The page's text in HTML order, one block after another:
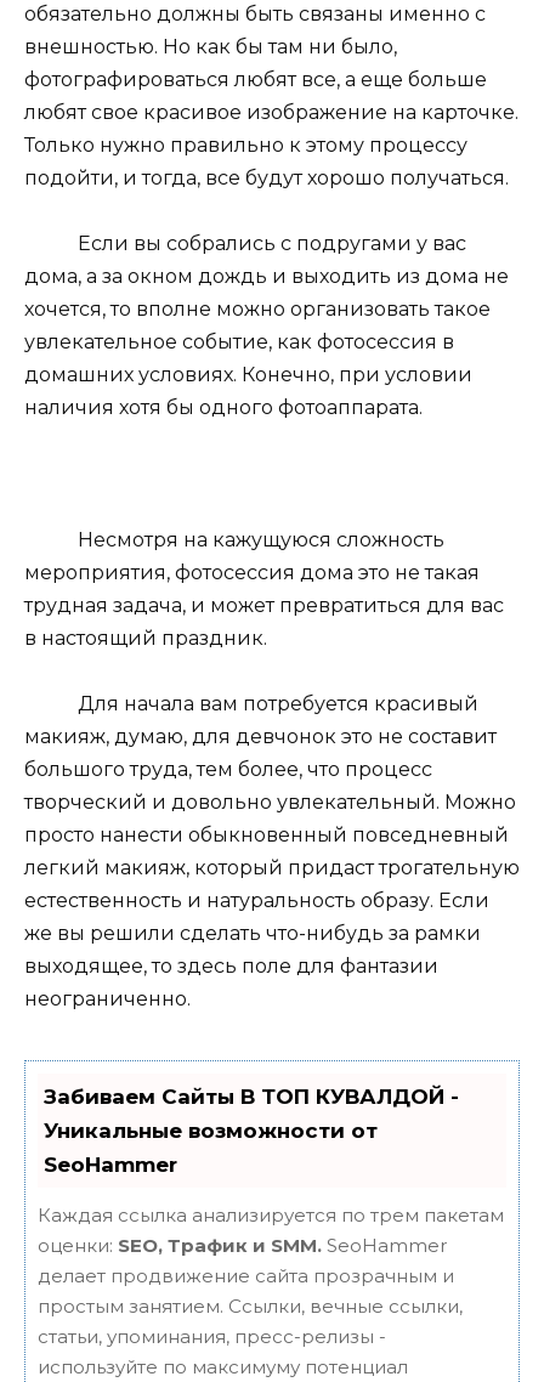
обязательно должны быть связаны именно с
внешностью. Но как бы там ни было,
фотографироваться любят все, а еще больше
любят свое красивое изображение на карточке.
Только нужно правильно к этому процессу
подойти, и тогда, все будут хорошо получаться.
Если вы собрались с подругами у вас
дома, а за окном дождь и выходить из дома не
хочется, то вполне можно организовать такое
увлекательное событие, как фотосессия в
домашних условиях. Конечно, при условии
наличия хотя бы одного фотоаппарата.
Несмотря на кажущуюся сложность
мероприятия, фотосессия дома это не такая
трудная задача, и может превратиться для вас
в настоящий праздник.
Для начала вам потребуется красивый
макияж, думаю, для девчонок это не составит
большого труда, тем более, что процесс
творческий и довольно увлекательный. Можно
просто нанести обыкновенный повседневный
легкий макияж, который придаст трогательную
естественность и натуральность образу. Если
же вы решили сделать что-нибудь за рамки
выходящее, то здесь поле для фантазии
неограниченно.
Забиваем Сайты В ТОП КУВАЛДОЙ -
Уникальные возможности от
SeoHammer
Каждая ссылка анализируется по трем пакетам
оценки: SEO, Трафик и SMM. SeoHammer
делает продвижение сайта прозрачным и
простым занятием. Ссылки, вечные ссылки,
статьи, упоминания, пресс-релизы -
используйте по максимуму потенциал